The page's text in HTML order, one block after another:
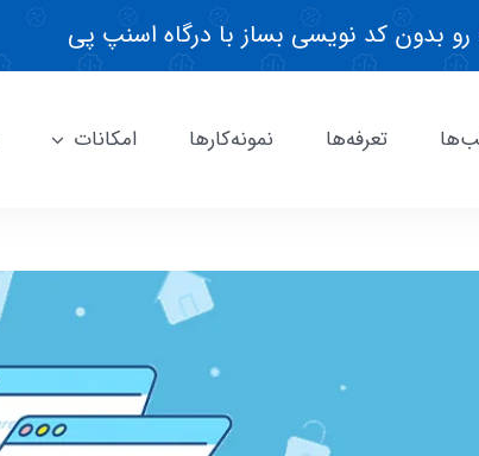
بدون کد نویسی بساز با درگاه اسنپ پی
تعرفه‌ها نمونه‌کارها امکانات